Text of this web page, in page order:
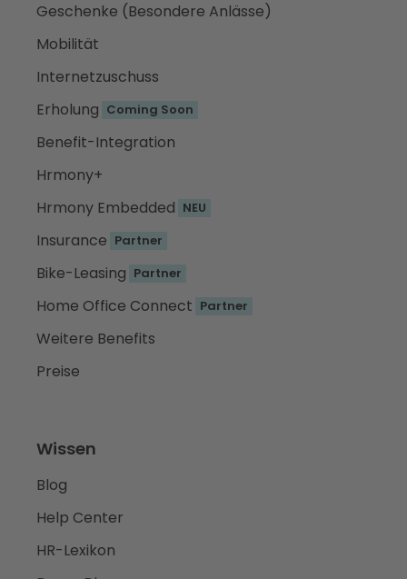
Geschenke (Besondere Anlässe)
Mobilität
Internetzuschuss
Erholung Coming Soon
Benefit-Integration
Hrmony+
Hrmony Embedded NEU
Insurance Partner
Bike-Leasing Partner
Home Office Connect Partner
Weitere Benefits
Preise
Wissen
Blog
Help Center
HR-Lexikon